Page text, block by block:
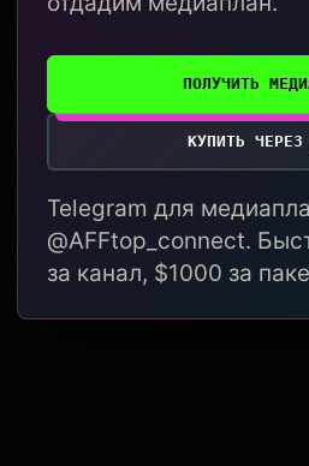
ПОЛУЧИТЬ
КУПИТЬ ЧЕРЕЗ
Telegram для
@AFFtop_connect.
за канал, $1000 за